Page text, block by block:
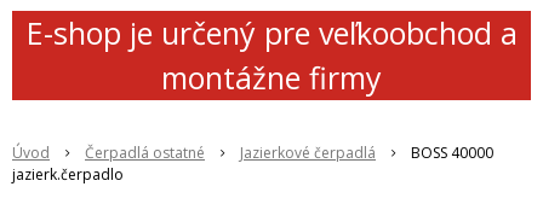
E-shop je určený pre veľkoobchod a
montážne firmy
Úvod Čerpadlá ostatné Jazierkové čerpadlá
BOSS 40000
jazierk.čerpadlo